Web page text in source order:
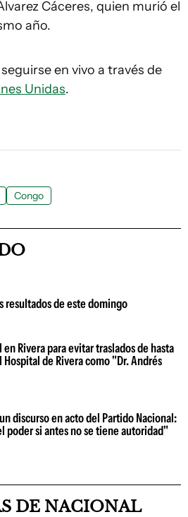
Cáceres, quien murió el
año.
en vivo a través de
Unidas.
Congo
resultados de este domingo
Rivera para evitar traslados de hasta
de Rivera como "Dr. Andrés
discurso en acto del Partido Nacional:
poder si antes no se tiene autoridad"
DE NACIONAL